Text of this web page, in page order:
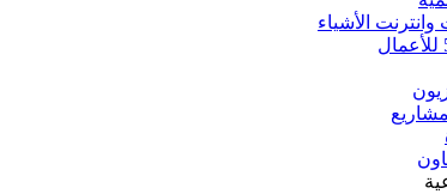
وانترنت الأشياء